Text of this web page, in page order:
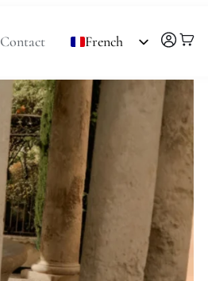
Contact
French